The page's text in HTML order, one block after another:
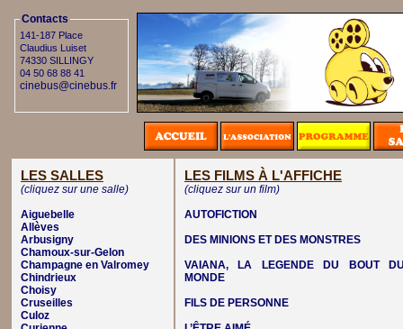
Contacts
141-187 Place
Claudius Luiset
74330 SILLINGY
04 50 68 88 41
cinebus@cinebus.fr
LES SALLES
(cliquez sur une salle)
Aiguebelle
Allèves
Arbusigny
Chamoux-sur-Gelon
Champagne en Valromey
Chindrieux
Choisy
Cruseilles
Culoz
LES FILMS À L'AFFICHE
(cliquez sur un film)
AUTOFICTION
DES MINIONS ET DES MONSTRES
VAIANA, LA LEGENDE DU BOUT
MONDE
FILS DE PERSONNE